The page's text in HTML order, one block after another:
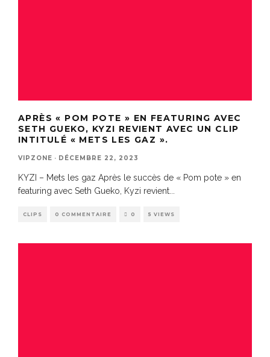
APRÈS « POM POTE » EN FEATURING AVEC
SETH GUEKO, KYZI REVIENT AVEC UN CLIP
INTITULÉ « METS LES GAZ ».
VIPZONE · DÉCEMBRE 22, 2023
KYZI – Mets les gaz Après le succès de « Pom pote » en
featuring avec Seth Gueko, Kyzi revient
CLIPS 0 COMMENTAIRE 0 5 VIEWS